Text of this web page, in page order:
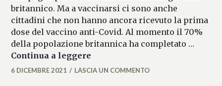
britannico. Ma a vaccinarsi ci sono anche
cittadini che non hanno ancora ricevuto la prima
dose del vaccino anti-Covid. Al momento il 70%
della popolazione britannica ha completato …
Continua a leggere
LASIFRANCESCA
6 DICEMBRE 2021 LASCIA UN COMMENTO